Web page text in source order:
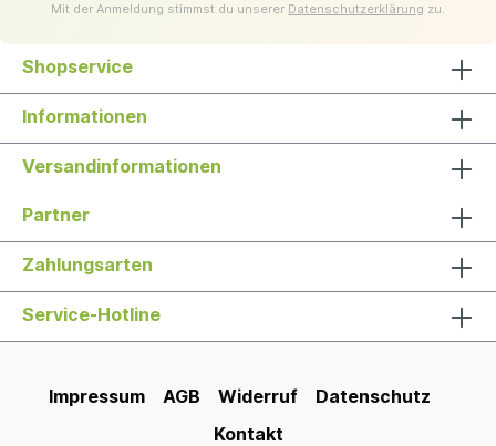
Mit der Anmeldung stimmst du unserer Datenschutzerklärung zu.
Shopservice
Informationen
Versandinformationen
Partner
Zahlungsarten
Service-Hotline
Impressum AGB Widerruf
Datenschutz
Kontakt